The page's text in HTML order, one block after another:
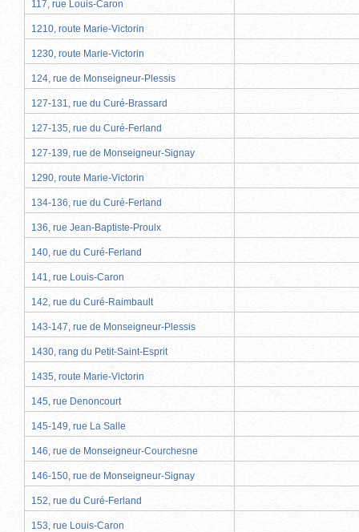
117, rue Louis-Caron
1210, route Marie-Victorin
1230, route Marie-Victorin
124, rue de Monseigneur-Plessis
127-131, rue du Curé-Brassard
127-135, rue du Curé-Ferland
127-139, rue de Monseigneur-Signay
1290, route Marie-Victorin
134-136, rue du Curé-Ferland
136, rue Jean-Baptiste-Proulx
140, rue du Curé-Ferland
141, rue Louis-Caron
142, rue du Curé-Raimbault
143-147, rue de Monseigneur-Plessis
1430, rang du Petit-Saint-Esprit
1435, route Marie-Victorin
145, rue Denoncourt
145-149, rue La Salle
146, rue de Monseigneur-Courchesne
146-150, rue de Monseigneur-Signay
152, rue du Curé-Ferland
153, rue Louis-Caron